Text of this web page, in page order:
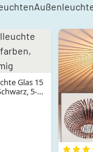
Glas 15
5-